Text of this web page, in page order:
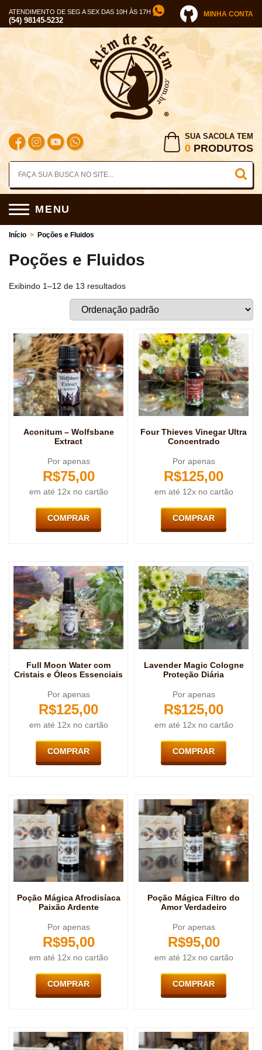
ATENDIMENTO DE SEG A SEX DAS 10H ÀS 17H
(54) 98145-5232
MINHA CONTA
SUA SACOLA TEM
0 PRODUTOS
MENU
Início > Poções e Fluidos
Poções e Fluidos
Exibindo 1–12 de 13 resultados
Aconitum – Wolfsbane
Extract
Por apenas
R$75,00
em até 12x no cartão
COMPRAR
Four Thieves Vinegar Ultra
Concentrado
Por apenas
R$125,00
em até 12x no cartão
COMPRAR
Full Moon Water com
Cristais e Óleos Essenciais
Por apenas
R$125,00
em até 12x no cartão
COMPRAR
Lavender Magic Cologne
Proteção Diária
Por apenas
R$125,00
em até 12x no cartão
COMPRAR
Poção Mágica Afrodisíaca
Paixão Ardente
Por apenas
R$95,00
em até 12x no cartão
COMPRAR
Poção Mágica Filtro do
Amor Verdadeiro
Por apenas
R$95,00
em até 12x no cartão
COMPRAR